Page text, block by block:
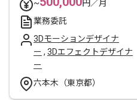
~
円／月
業務委託
3Dモーションデザイナ
ー , 3Dエフェクトデザイナ
ー
六本木（東京都）